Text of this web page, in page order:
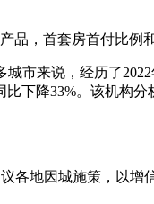
，首套房首付比例
来说，经历了
下降33%。该机构
地因城施策，以增